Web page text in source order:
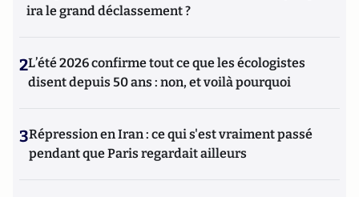
ira le grand déclassement ?
2L’été 2026 confirme tout ce que les écologistes
disent depuis 50 ans : non, et voilà pourquoi
3Répression en Iran : ce qui s'est vraiment passé
pendant que Paris regardait ailleurs